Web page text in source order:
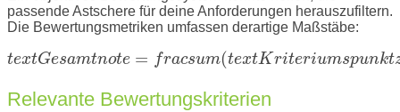
passende Astschere für deine Anforderungen herauszufiltern.
Die Bewertungsmetriken umfassen derartige Maßstäbe:
textGesamtnote = fracsum(textK riteriumspunkt
Relevante Bewertungskriterien